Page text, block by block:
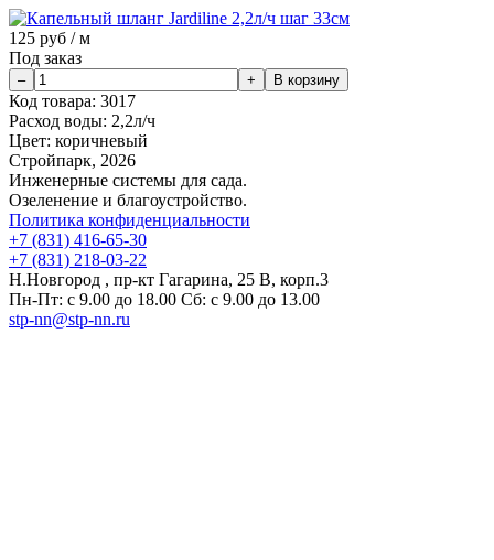
125 руб / м
Под заказ
Код товара: 3017
Расход воды: 2,2л/ч
Цвет: коричневый
Стройпарк, 2026
Инженерные системы для сада.
Озеленение и благоустройство.
Политика конфиденциальности
+7 (831) 416-65-30
+7 (831) 218-03-22
Н.Новгород , пр-кт Гагарина, 25 В, корп.3
Пн-Пт: с 9.00 до 18.00 Сб: с 9.00 до 13.00
stp-nn@stp-nn.ru